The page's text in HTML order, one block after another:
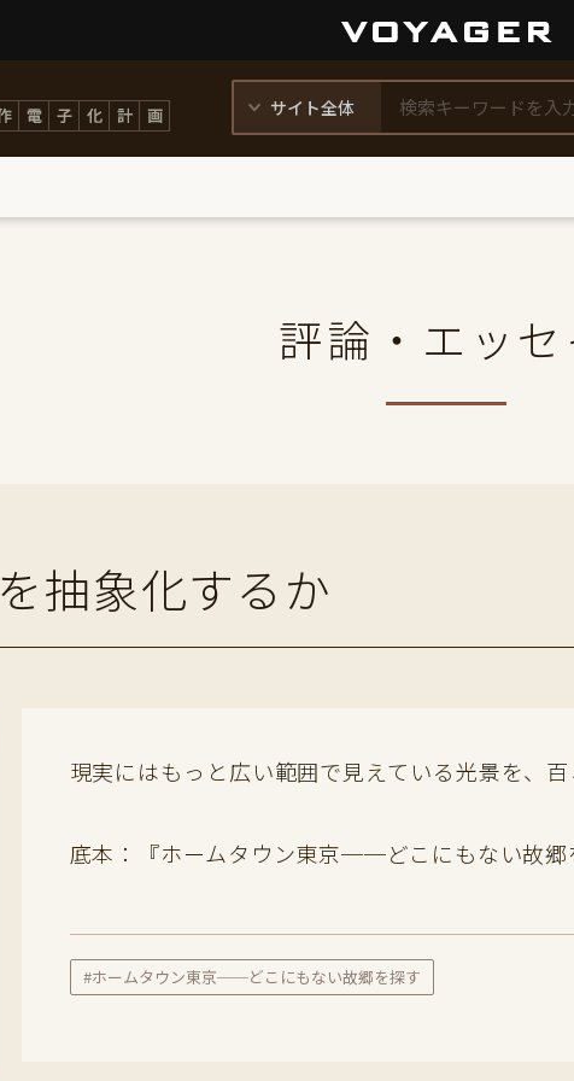
評論・エッセ
抽象化するか
現実にはもっと広い範囲で見えている光景を、
底本：『ホームタウン東京──どこにもない故
#ホームタウン東京──どこにもない故郷を探す